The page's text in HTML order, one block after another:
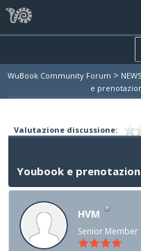
WuBook Community Forum > NEWS
e
Valutazione discussione:
Youbook e
HVM
Senior Member